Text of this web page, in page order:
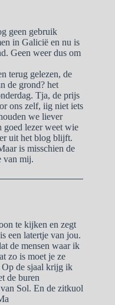
geen gebruik
in Galicië en nu is
Geen weer dus om
terug gelezen, de
de grond? het
Tja, de prijs
ons zelf, iig niet iets
we liever
goed lezer weet wie
uit het blog blijft.
is misschien de
van mij.
te kijken en zegt
een latertje van jou.
de mensen waar ik
zo is moet je ze
de sjaal krijg ik
de buren
Sol. En de zitkuol